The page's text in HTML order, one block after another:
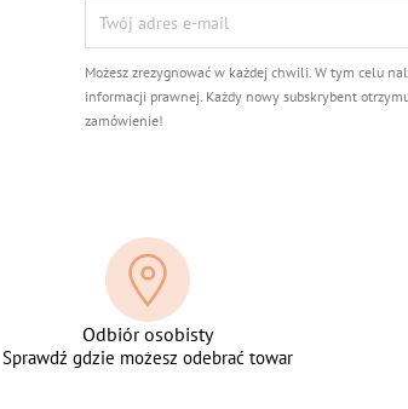
Możesz zrezygnować w każdej chwili. W tym celu
informacji prawnej. Każdy nowy subskrybent
zamówienie!
Odbiór osobisty
Sprawdź gdzie możesz odebrać towar